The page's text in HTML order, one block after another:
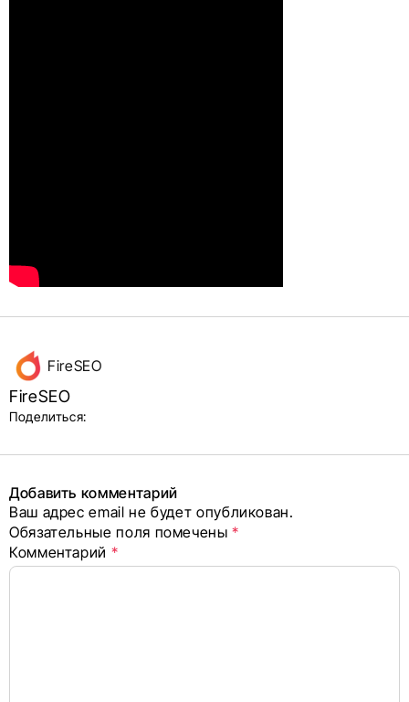
Данные
об авторе
и блок
поделиться
в соцсетях
FireSEO
FireSEO
Поделиться:
Добавить комментарий
Ваш адрес email не будет опубликован.
Обязательные поля помечены*
Комментарий *
Alternative: